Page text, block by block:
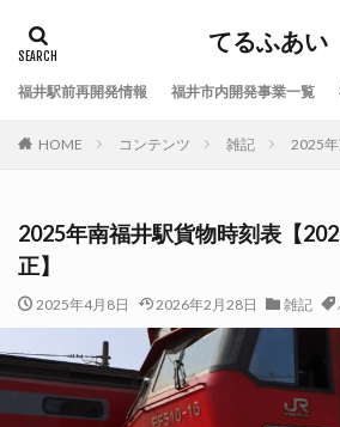
てるふあい
福井駅前再開発情報 福井市内開発事業一覧
HOME コンテンツ 雑記 2025
2025年南福井駅貨物時刻表【
正】
2025年4月8日 2026年2月28日 雑記